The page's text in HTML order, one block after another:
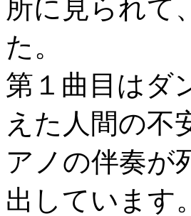
所に見られて
た。
第１曲目はダ
えた人間の不
アノの伴奏が
出しています。